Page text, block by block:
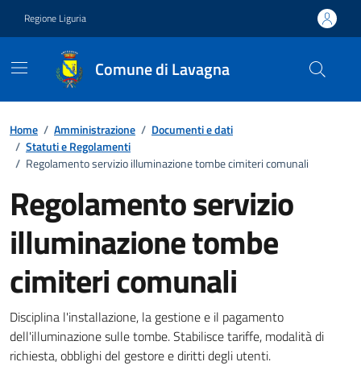
Regione Liguria
Comune di Lavagna
Home / Amministrazione / Documenti e dati
/ Statuti e Regolamenti
/ Regolamento servizio illuminazione tombe cimiteri comunali
Regolamento servizio
illuminazione tombe
cimiteri comunali
Documento pubblico
Disciplina l'installazione, la gestione e il pagamento
dell'illuminazione sulle tombe. Stabilisce tariffe, modalità di
richiesta, obblighi del gestore e diritti degli utenti.